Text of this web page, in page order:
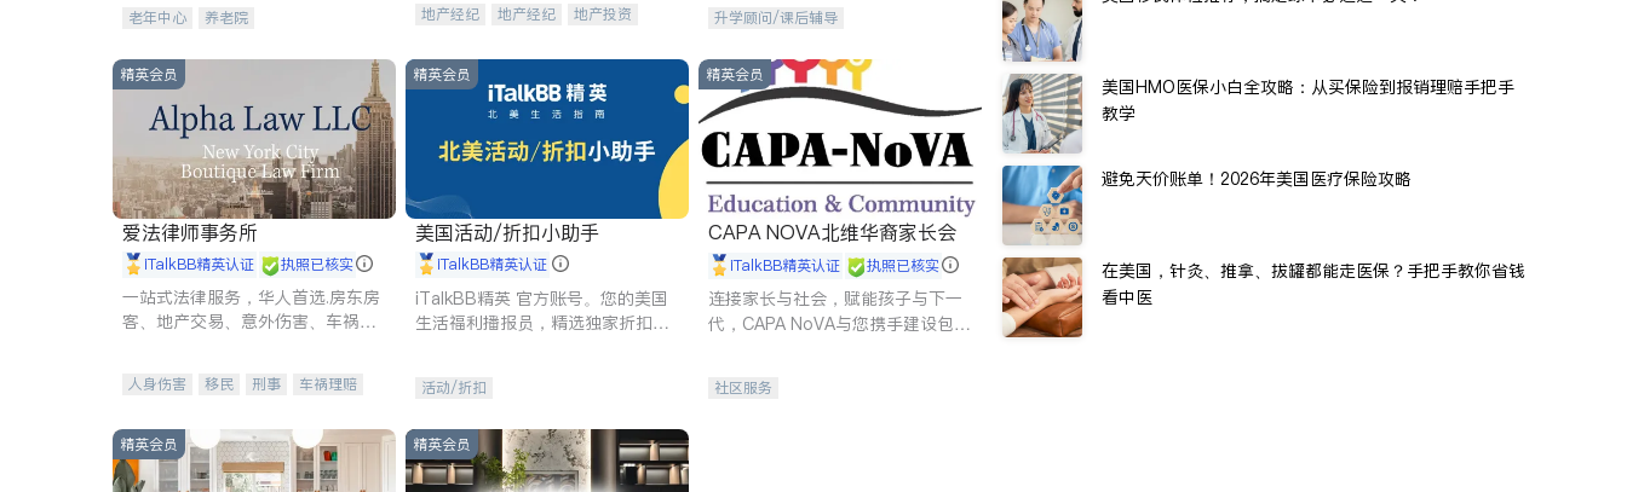
老年中心 养老院 地产经纪 地产经纪
地产投资
升学顾问/课后辅导
精英会员
爱法律师事务所
iTalkBB精英认证 执照已核实
一站式法律服务，华人首选.房东房
客、地产交易、意外伤害、车祸重
人身伤害 移民 刑事
车祸理赔
商标注册
索赔 律师-其它 保释
精英会员
美国活动/折扣小助手
iTalkBB精英认证
iTalkBB精英 官方账号。您的美国
生活福利播报员，精选独家折扣、
活动/折扣
精英会员
CAPA NOVA北维华裔家长会
iTalkBB精英认证 执照已核实
连接家长与社会，赋能孩子与下一
代，CAPA NoVA与您携手建设包
社区服务
精英会员 精英会员
美国HMO医保小白全攻略：从买保险到报销理赔手把手
教学
避免天价账单！2026年美国医疗保险攻略
在美国，针灸、推拿、拔罐都能走医保？手把手教你省钱
看中医